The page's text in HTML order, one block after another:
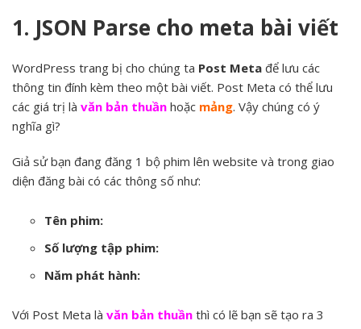
1. JSON Parse cho meta bài viết
WordPress trang bị cho chúng ta Post Meta để lưu các
thông tin đính kèm theo một bài viết. Post Meta có thể lưu
các giá trị là văn bản thuần hoặc mảng. Vậy chúng có ý
nghĩa gì?
Giả sử bạn đang đăng 1 bộ phim lên website và trong giao
diện đăng bài có các thông số như:
Tên phim:
Số lượng tập phim:
Năm phát hành:
Với Post Meta là văn bản thuần thì có lẽ bạn sẽ tạo ra 3